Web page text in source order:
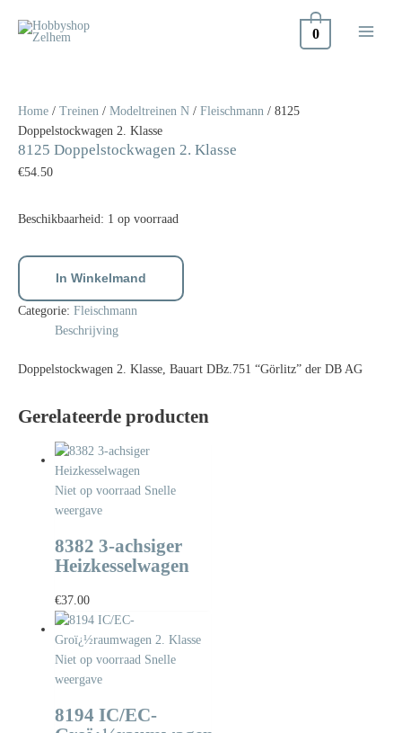
naar
0
Home / Treinen / Modeltreinen N / Fleischmann / 8125
Doppelstockwagen 2. Klasse
8125 Doppelstockwagen 2. Klasse
€54.50
Beschikbaarheid: 1 op voorraad
2.
Klasse
aantal
In Winkelmand
Categorie: Fleischmann
Beschrijving
Doppelstockwagen 2. Klasse, Bauart DBz.751 “Görlitz” der DB AG
Gerelateerde producten
Niet op voorraad Snelle
weergave
8382 3-achsiger
Heizkesselwagen
€37.00
Niet op voorraad Snelle
weergave
8194 IC/EC-